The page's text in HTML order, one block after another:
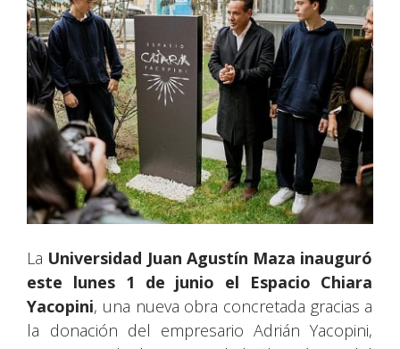
La Universidad Juan Agustín Maza inauguró
este lunes 1 de junio el Espacio Chiara
Yacopini, una nueva obra concretada gracias a
la donación del empresario Adrián Yacopini,